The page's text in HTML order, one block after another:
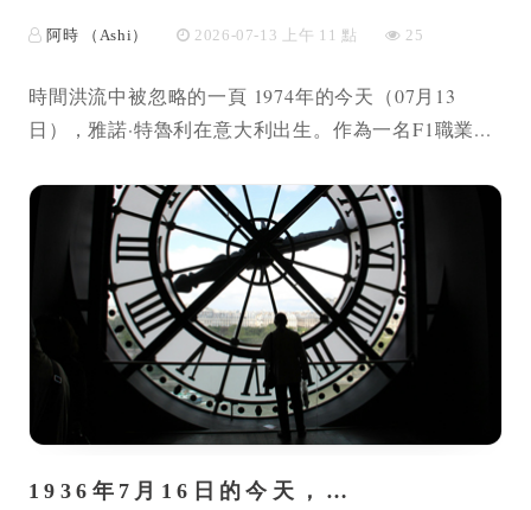
阿時 （Ashi） 2026-07-13 上午 11 點 25
時間洪流中被忽略的一頁 1974年的今天（07月13
日），雅諾·特魯利在意大利出生。作為一名F1職業...
1936年7月16日的今天，…